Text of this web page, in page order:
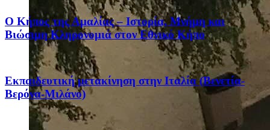
Ο Κήπος της Αμαλίας – Ιστορία, Μνήμη και
Βιώσιμη Κληρονομιά στον Εθνικό Κήπο
Eκπαιδευτική μετακίνηση στην Ιταλία (Βενετία-
Βερόνα-Μιλάνο)